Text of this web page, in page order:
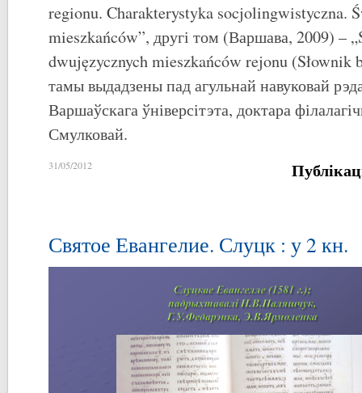
regionu. Charakterystyka socjolingwistyczna.
mieszkańców”, другі том (Варшава, 2009) –
dwujęzycznych mieszkańców rejonu (Słownik
тамы выдадзены пад агульнай навуковай
Варшаўскага ўніверсітэта, доктара
Смулковай.
31/05/2012
Святое Евангелие. Слуцк : у 2 кн.